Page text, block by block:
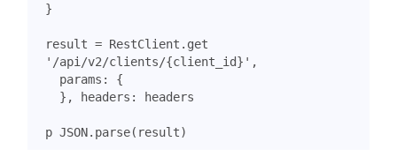
}
result = RestClient . get
'/api/v2/clients/{client_id}' ,
params :
{
},
headers : headers
p JSON. parse( result)